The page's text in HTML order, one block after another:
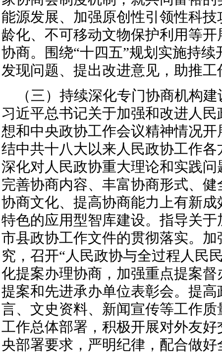
能源发展、加强原创性引领性科
龄化、不可移动文物保护利用等
协商。围绕“十四五”规划实施持
发现问题、提出改进意见，助推工
（三）持续深化专门协商机构
习近平总书记关于加强和改进人
想和中央政协工作会议精神情况开
结中共十八大以来人民政协工作
深化对人民政协重大理论和实践
完善协商内容、丰富协商形式、
协商文化、提高协商能力上有新
特色的应用型智库建设。指导关
市县政协工作文件的贯彻落实。
究，召开“人民政协与全过程人民
化提案办理协商，加强重点提案
提案和先进承办单位表彰会。提
言、文史资料、新闻宣传等工作
工作总体部署，积极开展对外友
央部署要求，严明纪律，配合做